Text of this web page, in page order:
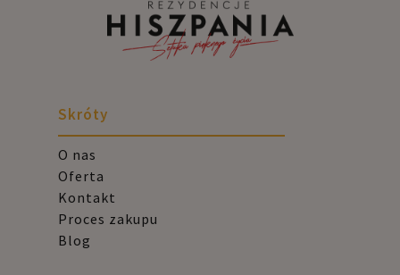
Skróty
O nas
Oferta
Kontakt
Proces zakupu
Blog